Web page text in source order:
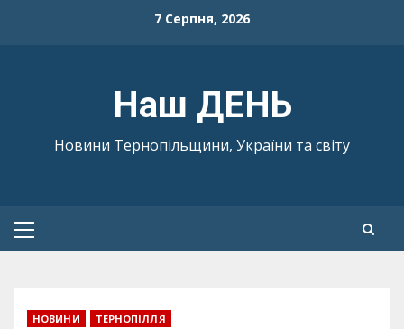
7 Серпня, 2026
Наш ДЕНЬ
Новини Тернопільщини, України та світу
Primary
НОВИНИ ТЕРНОПІЛЛЯ